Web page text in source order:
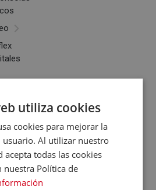
MP3utiliza cookies
cookies para mejorar la
usuario. Al utilizar nuestro
acepta todas las cookies
nuestra Política de